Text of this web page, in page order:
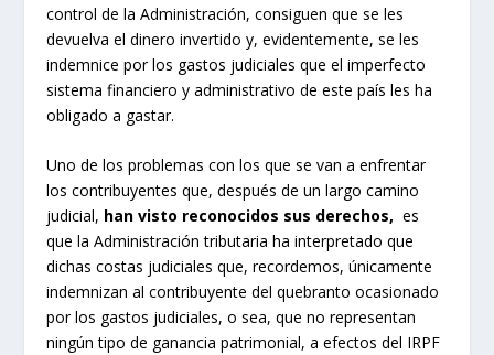
control de la Administración, consiguen que se les
devuelva el dinero invertido y, evidentemente, se les
indemnice por los gastos judiciales que el imperfecto
sistema financiero y administrativo de este país les ha
obligado a gastar.
Uno de los problemas con los que se van a enfrentar
los contribuyentes que, después de un largo camino
judicial, han visto reconocidos sus derechos, es
que la Administración tributaria ha interpretado que
dichas costas judiciales que, recordemos, únicamente
indemnizan al contribuyente del quebranto ocasionado
por los gastos judiciales, o sea, que no representan
ningún tipo de ganancia patrimonial, a efectos del IRPF